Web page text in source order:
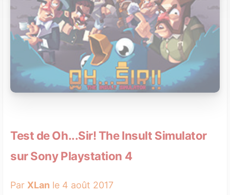
Test de Oh...Sir! The Insult Simulator
sur Sony Playstation 4
Par XLan le 4 août 2017